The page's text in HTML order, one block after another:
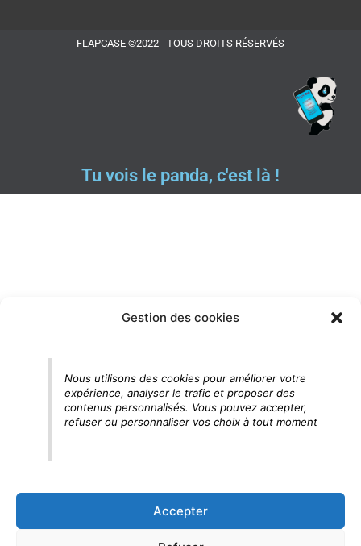
Gestion des cookies
Nous utilisons des cookies pour améliorer votre
expérience, analyser le trafic et proposer des
contenus personnalisés. Vous pouvez accepter,
refuser ou personnaliser vos choix à tout moment
Accepter
FLAPCASE ©2022 - TOUS DROITS RÉSERVÉS
Tu vois le panda, c'est là !